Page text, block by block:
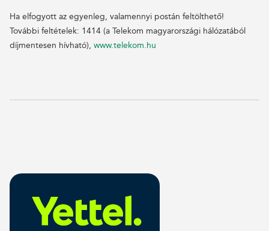
Ha elfogyott az egyenleg, valamennyi postán feltölthető!
További feltételek: 1414 (a Telekom magyarországi hálózatából
díjmentesen hívható), www.telekom.hu